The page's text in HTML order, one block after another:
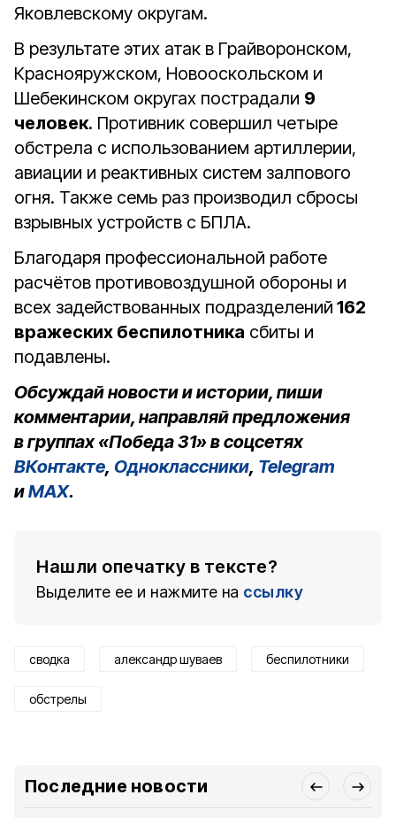
Яковлевскому округам.
В результате этих атак в Грайворонском,
Краснояружском, Новооскольском и
Шебекинском округах пострадали 9
человек. Противник совершил четыре
обстрела с использованием артиллерии,
авиации и реактивных систем залпового
огня. Также семь раз производил сбросы
взрывных устройств с БПЛА.
Благодаря профессиональной работе
расчётов противовоздушной обороны и
всех задействованных подразделений 162
вражеских беспилотника сбиты и
подавлены.
Обсуждай новости и истории, пиши
комментарии, направляй предложения
в группах «Победа 31» в соцсетях
ВКонтакте, Одноклассники, Telegram
иMAX.
Нашли опечатку в тексте?
Выделите ее и нажмите на ссылку
сводка александр шуваев беспилотники
обстрелы
Последние новости